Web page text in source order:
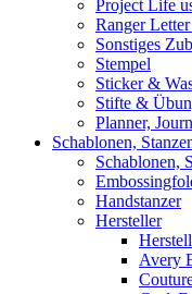
Project Life
Ranger
Sonstiges
Stempel
Sticker &
Stifte &
Planner,
Schablonen,
Schablonen,
Handstanzer
Hersteller
Avery